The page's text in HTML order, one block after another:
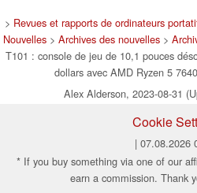
> Revues et rapports de ordinateurs
Nouvelles > Archives des nouvelles >
T101 : console de jeu de 10,1 pouces
dollars avec AMD Ryzen 5
Alex Alderson, 2023-08-31
Cookie
| 07.08.2026
* If you buy something via one of our
earn a commission. Thank